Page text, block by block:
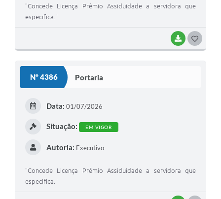
BAIXAR
"Concede Licença Prêmio Assiduidade a servidora que
especifica."
Nº 4386 Portaria
Data: 01/07/2026
Situação: EM VIGOR
Autoria: Executivo
"Concede Licença Prêmio Assiduidade a servidora que
especifica."